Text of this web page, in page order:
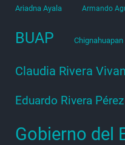
Ariadna Ayala Armando
BUAP Chignahuapan
Claudia Rivera
Eduardo Rivera Pérez
Gobierno del